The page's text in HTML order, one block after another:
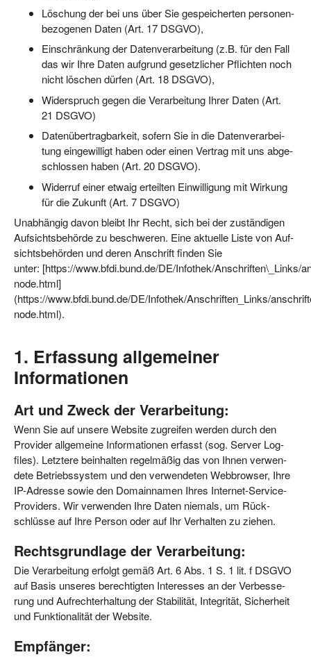
Löschung der bei uns über Sie gespei­cher­ten per­so­nen­
be­zo­ge­nen Daten (Art. 17 DSGVO),
Ein­schrän­kung der Daten­ver­ar­bei­tung (z.B. für den Fall
das wir Ihre Daten auf­grund gesetz­li­cher Pflich­ten noch
nicht löschen dür­fen (Art. 18 DSGVO),
Wider­spruch gegen die Ver­ar­bei­tung Ihrer Daten (Art.
21 DSGVO)
Daten­über­trag­bar­keit, sofern Sie in die Daten­ver­ar­bei­
tung ein­ge­wil­ligt haben oder einen Ver­trag mit uns abge­
schlos­sen haben (Art. 20 DSGVO).
Wider­ruf einer etwa­ig erteil­ten Ein­wil­li­gung mit Wir­kung
für die Zukunft (Art. 7 DSGVO)
Unab­hän­gig davon bleibt Ihr Recht, sich bei der zustän­di­gen
Auf­sichts­be­hör­de zu beschwe­ren. Eine aktu­el­le Lis­te von Auf­
sichts­be­hör­den und deren Anschrift fin­den Sie
unter: [https://www.bfdi.bund.de/DE/Infothek/Anschriften\_Links/
node.html]
(https://www.bfdi.bund.de/DE/Infothek/Anschriften_Links/
node.html).
1. Erfassung allgemeiner
Informationen
Art und Zweck der Verarbeitung:
Wenn Sie auf unse­re Web­site zugrei­fen wer­den durch den
Pro­vi­der all­ge­mei­ne Infor­ma­tio­nen erfasst (sog. Ser­ver Log­
files). Letz­te­re beinhal­ten regel­mä­ßig das von Ihnen ver­wen­
de­te Betriebs­sys­tem und den ver­wen­de­ten Web­brow­ser, Ihre
IP-Adres­se sowie den Domain­na­men Ihres Inter­net-Ser­vice-
Pro­vi­ders. Wir ver­wen­den Ihre Daten nie­mals, um Rück­
schlüs­se auf Ihre Per­son oder auf Ihr Ver­hal­ten zu ziehen.
Rechtsgrundlage der Verarbeitung:
Die Ver­ar­bei­tung erfolgt gemäß Art. 6 Abs. 1 S. 1 lit. f DSGVO
auf Basis unse­res berech­tig­ten Inter­es­ses an der Ver­bes­se­
rung und Auf­recht­erhal­tung der Sta­bi­li­tät, Inte­gri­tät, Sicher­heit
und Funk­tio­na­li­tät der Website.
Empfänger: